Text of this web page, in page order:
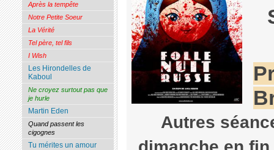
Autres
Après la tempête
Notre Petite Soeur
La Vérité
Tel père, tel fils
I Wish
Les Hirondelles de
Kaboul
Ne croyez surtout pas que
je hurle
Martin Eden
Quand passent les
cigognes
Tu mérites un amour